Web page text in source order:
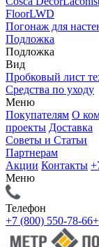
FloorLWD
Погонаж для
Подложка
Подложка
Вид
Пробковый лист
Средства по уходу
Меню
Покупателям О
проекты Доставка
Советы и Статьи
Партнерам
Акции Контакты
Меню
Телефон
+7 (800) 550-78-66